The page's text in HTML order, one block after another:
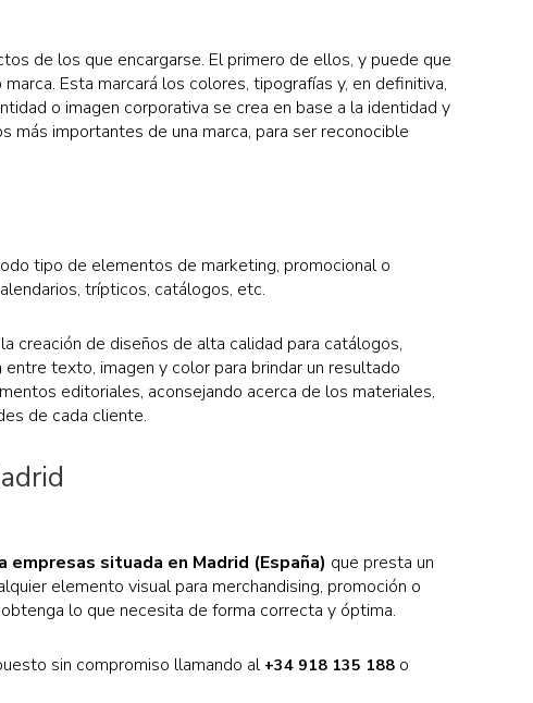
de los que encargarse. El primero de ellos, y puede que
Esta marcará los colores, tipografías y, en definitiva,
o imagen corporativa se crea en base a la identidad y
importantes de una marca, para ser reconocible
tipo de elementos de marketing, promocional o
trípticos, catálogos, etc.
creación de diseños de alta calidad para catálogos,
texto, imagen y color para brindar un resultado
editoriales, aconsejando acerca de los materiales,
de cada cliente.
empresas situada en Madrid (España) que presta un
elemento visual para merchandising, promoción o
lo que necesita de forma correcta y óptima.
sin compromiso llamando al+34 918 135 188o